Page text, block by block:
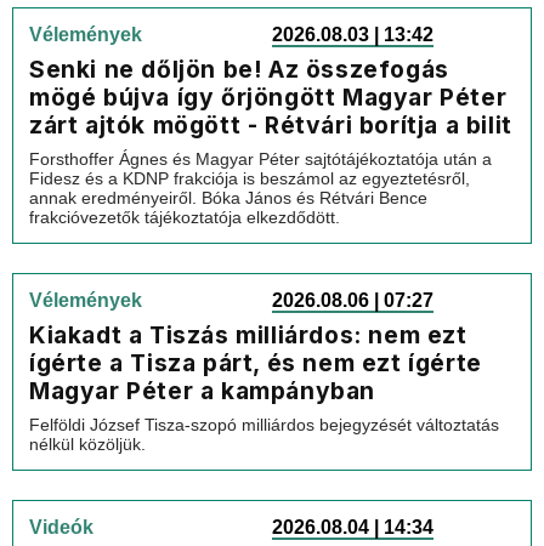
Vélemények 2026.08.03 | 13:42
Senki ne dőljön be! Az összefogás
mögé bújva így őrjöngött Magyar Péter
zárt ajtók mögött - Rétvári borítja a bilit
Forsthoffer Ágnes és Magyar Péter sajtótájékoztatója után a
Fidesz és a KDNP frakciója is beszámol az egyeztetésről,
annak eredményeiről. Bóka János és Rétvári Bence
frakcióvezetők tájékoztatója elkezdődött.
Vélemények 2026.08.06 | 07:27
Kiakadt a Tiszás milliárdos: nem ezt
ígérte a Tisza párt, és nem ezt ígérte
Magyar Péter a kampányban
Felföldi József Tisza-szopó milliárdos bejegyzését változtatás
nélkül közöljük.
Videók 2026.08.04 | 14:34